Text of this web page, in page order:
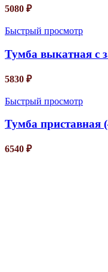
5080 ₽
Быстрый просмотр
Тумба выкатная с
5830 ₽
Быстрый просмотр
Тумба приставная
6540 ₽